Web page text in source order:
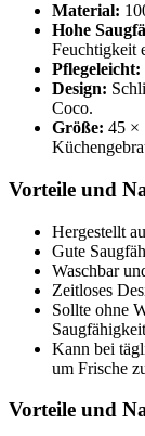
Material:
Hohe
Feuchtigkeit
Pflegeleicht:
Design:
Coco.
Größe: 45 ×
Vorteile und
Hergestellt
Gute
Waschbar
Zeitloses
Sollte ohne
Kann bei
um Frische
Vorteile und